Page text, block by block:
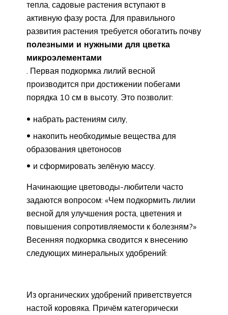
тепла, садовые растения вступают в
активную фазу роста. Для правильного
развития растения требуется обогатить почву
полезными и нужными для цветка
микроэлементами
. Первая подкормка лилий весной
производится при достижении побегами
порядка 10 см в высоту. Это позволит:
набрать растениям силу,
накопить необходимые вещества для
образования цветоносов
и сформировать зелёную массу.
Начинающие цветоводы-любители часто
задаются вопросом: «Чем подкормить лилии
весной для улучшения роста, цветения и
повышения сопротивляемости к болезням?»
Весенняя подкормка сводится к внесению
следующих минеральных удобрений:
Из органических удобрений приветствуется
настой коровяка. Причём категорически